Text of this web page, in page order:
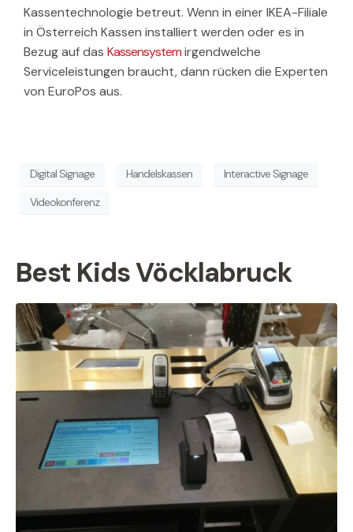
Kassentechnologie betreut. Wenn in einer IKEA-Filiale
in Österreich Kassen installiert werden oder es in
Bezug auf das Kassensystemirgendwelche
Serviceleistungen braucht, dann rücken die Experten
von EuroPos aus.
Digital Signage Handelskassen
Interactive Signage
Videokonferenz
Best Kids Vöcklabruck